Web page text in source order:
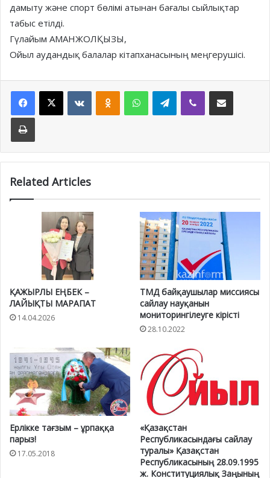
дамыту және спорт бөлімі атынан бағалы сыйлықтар
табыс етілді.
Гүлайым АМАНЖОЛҚЫЗЫ,
Ойыл аудандық балалар кітапханасының меңгерушісі.
Facebook
X VKontakteOdnoklassniki
WhatsAppTelegramViber Share via Email
Print
Related Articles
ҚАЖЫРЛЫ ЕҢБЕК –
ЛАЙЫҚТЫ МАРАПАТ
14.04.2026
ТМД байқаушылар миссиясы
сайлау науқанын
мониторингілеуге кірісті
28.10.2022
Ерлікке тағзым – ұрпаққа
парыз!
17.05.2018
«Қазақстан
Республикасындағы сайлау
туралы» Қазақстан
Республикасының 28.09.1995
ж. Конституциялық Заңының